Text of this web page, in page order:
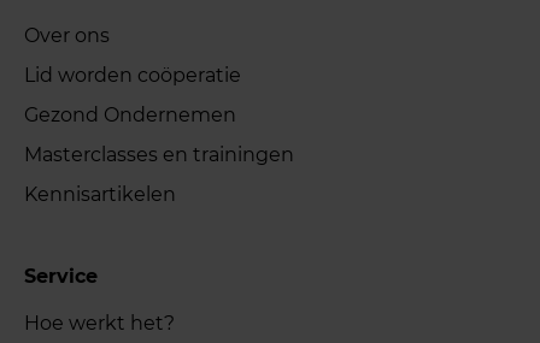
Over ons
Lid worden coöperatie
Gezond Ondernemen
Masterclasses en trainingen
Kennisartikelen
Service
Hoe werkt het?